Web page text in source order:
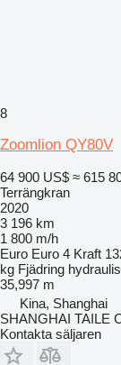
8
Zoomlion QY80V
64 900 US$ ≈ 615
Terrängkran
2020
3 196 km
1 800 m/h
Euro Euro 4 Kraft
kg Fjädring
35,997 m
Kina, Shanghai
SHANGHAI TAILE
Kontakta säljaren